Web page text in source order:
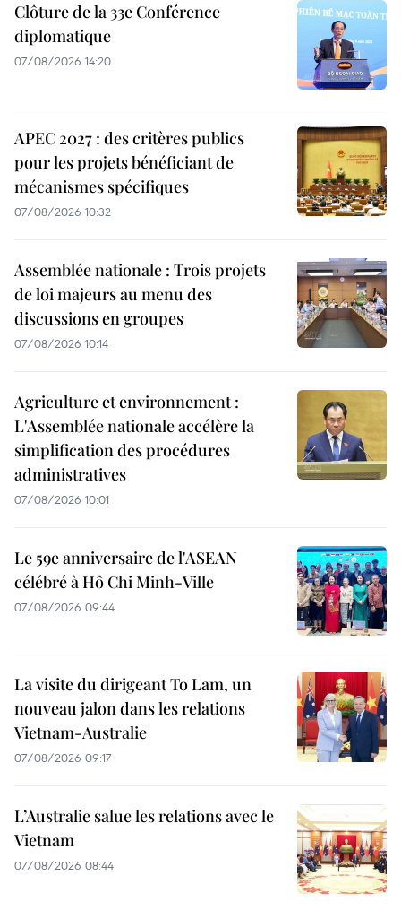
Clôture de la 33e Conférence
diplomatique
07/08/2026 14:20
APEC 2027 : des critères publics
pour les projets bénéficiant de
mécanismes spécifiques
07/08/2026 10:32
Assemblée nationale : Trois projets
de loi majeurs au menu des
discussions en groupes
07/08/2026 10:14
Agriculture et environnement :
L'Assemblée nationale accélère la
simplification des procédures
administratives
07/08/2026 10:01
Le 59e anniversaire de l'ASEAN
célébré à Hô Chi Minh-Ville
07/08/2026 09:44
La visite du dirigeant To Lam, un
nouveau jalon dans les relations
Vietnam-Australie
07/08/2026 09:17
L’Australie salue les relations avec le
Vietnam
07/08/2026 08:44